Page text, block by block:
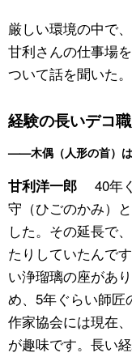
厳しい環境の中で
甘利さんの仕事場
ついて話を聞いた。
経験の長いデコ
——木偶（人形の首）は
甘利洋一郎
40年
守（ひごのかみ）
した。その延長で
たりしていたんで
い浄瑠璃の座があ
め、5年ぐらい師匠
作家協会には現在
が趣味です。長い